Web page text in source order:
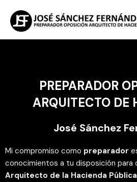
contenido
PREPARADOR
ARQUITECTO DE
José Sánchez
Mi compromiso como preparador
conocimientos a tu disposición para
Arquitecto de la Hacienda Pública